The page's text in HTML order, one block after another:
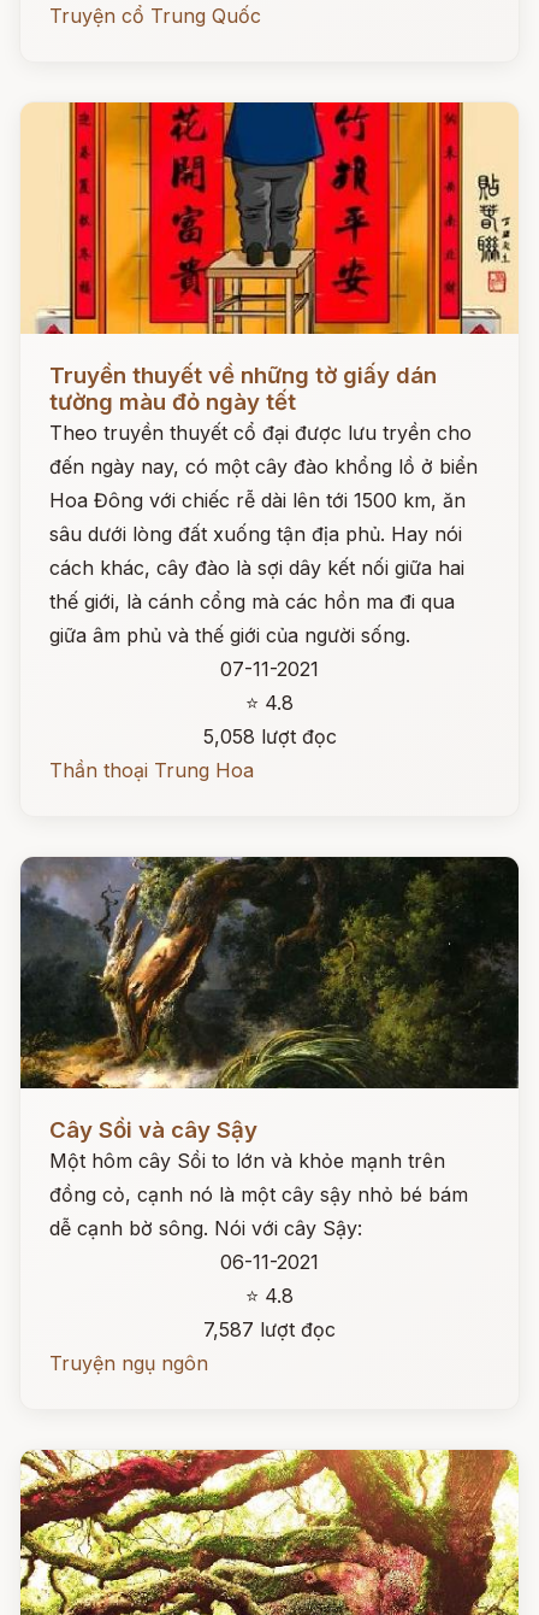
Truyện cổ Trung Quốc
Đọc ngay
Truyền thuyết về những tờ giấy dán
tường màu đỏ ngày tết
Theo truyền thuyết cổ đại được lưu tryền cho
đến ngày nay, có một cây đào khổng lồ ở biển
Hoa Đông với chiếc rễ dài lên tới 1500 km, ăn
sâu dưới lòng đất xuống tận địa phủ. Hay nói
cách khác, cây đào là sợi dây kết nối giữa hai
thế giới, là cánh cổng mà các hồn ma đi qua
giữa âm phủ và thế giới của người sống.
07-11-2021
⭐ 4.8
5,058 lượt đọc
Thần thoại Trung Hoa
Cây Sồi và cây Sậy
Một hôm cây Sồi to lớn và khỏe mạnh trên
đồng cỏ, cạnh nó là một cây sậy nhỏ bé bám
dễ cạnh bờ sông. Nói với cây Sậy:
06-11-2021
⭐ 4.8
7,587 lượt đọc
Truyện ngụ ngôn